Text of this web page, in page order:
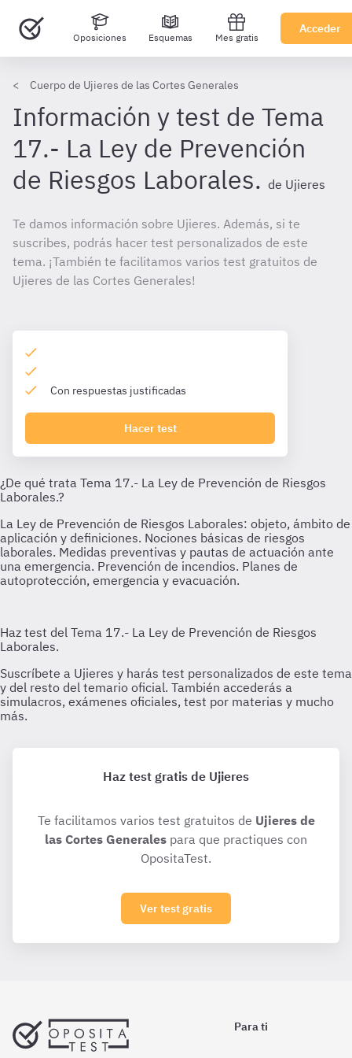
Oposiciones Esquemas Mes gratis
Acceder
Cuerpo de Ujieres de las Cortes Generales
Información y test de Tema
17.- La Ley de Prevención
de Riesgos Laborales. de Ujieres
Te damos información sobre Ujieres. Además, si te
suscribes, podrás hacer test personalizados de este
tema. ¡También te facilitamos varios test gratuitos de
Ujieres de las Cortes Generales!
Con respuestas justificadas
Hacer test
Haz test gratis de Ujieres
Te facilitamos varios test gratuitos de Ujieres de
las Cortes Generales para que practiques con
OpositaTest.
Ver test gratis
Para ti